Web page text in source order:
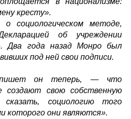
кресту».
о социологическом методе,
об учреждении
Два года назад Монро был
под ней свои подписи.
он теперь, — что
создают свою собственную
социологию того
которого они являются».